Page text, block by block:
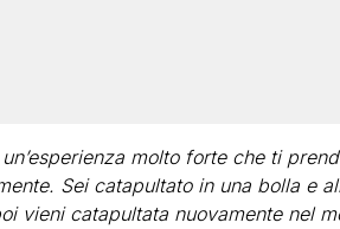
un’esperienza molto forte che ti
Sei catapultato in una bolla e
vieni catapultata nuovamente nel